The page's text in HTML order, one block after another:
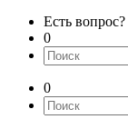
Есть вопрос?
0
0